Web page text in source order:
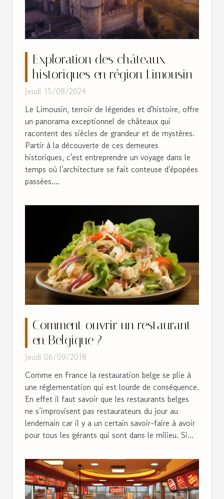
Exploration des châteaux
historiques en région Limousin
Jeudi 15/08/2024
Le Limousin, terroir de légendes et d'histoire, offre
un panorama exceptionnel de châteaux qui
racontent des siècles de grandeur et de mystères.
Partir à la découverte de ces demeures
historiques, c'est entreprendre un voyage dans le
temps où l'architecture se fait conteuse d'épopées
passées....
Comment ouvrir un restaurant
en Belgique ?
Jeudi 06/09/2018
Comme en France la restauration belge se plie à
une réglementation qui est lourde de conséquence.
En effet il faut savoir que les restaurants belges
ne s’improvisent pas restaurateurs du jour au
lendemain car il y a un certain savoir-faire à avoir
pour tous les gérants qui sont dans le milieu. Si...